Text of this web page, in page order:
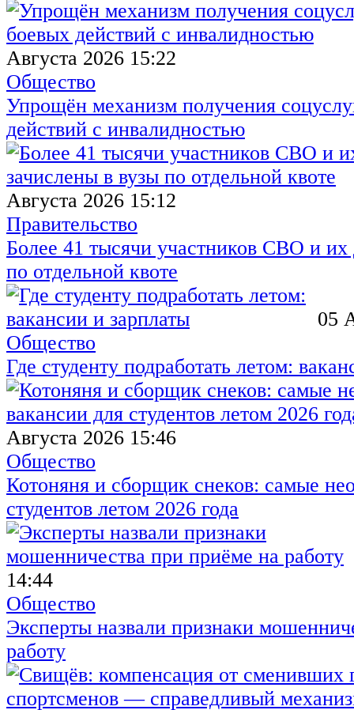
Августа 2026 15:22
Общество
Упрощён механизм получения
действий с инвалидностью
Августа 2026 15:12
Правительство
Более 41 тысячи участников СВО и их
по отдельной квоте
05
Общество
Где студенту подработать летом:
Августа 2026 15:46
Общество
Котоняня и сборщик снеков: самые
студентов летом 2026 года
14:44
Общество
Эксперты назвали признаки
работу